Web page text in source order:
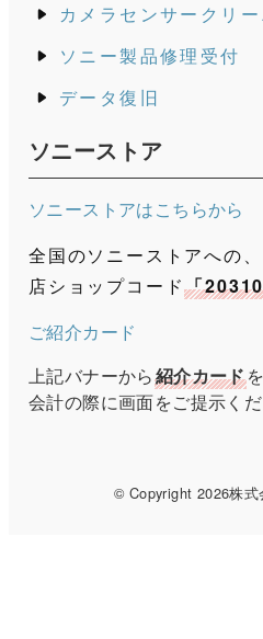
カメラセンサークリ
ソニー製品修理受付
データ復旧
ソニーストア
ソニーストアはこちらから
全国のソニーストアへの
店ショップコード「
ご紹介カード
上記バナーから紹介カード
会計の際に画面をご提示くだ
© Copyright 2026株